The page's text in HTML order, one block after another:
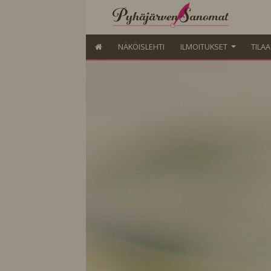
NÄKÖISLEHTI ILMOITUKSET